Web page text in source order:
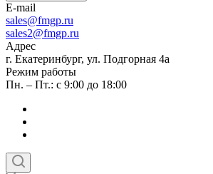
E-mail
sales@fmgp.ru
sales2@fmgp.ru
Адрес
г. Екатеринбург, ул. Подгорная 4а
Режим работы
Пн. – Пт.: с 9:00 до 18:00